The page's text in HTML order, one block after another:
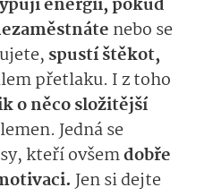
nebo se
spustí štěkot,
přetlaku. I z toho
o něco složitější
Jedná se
kteří ovšemdobře
Jen si dejte